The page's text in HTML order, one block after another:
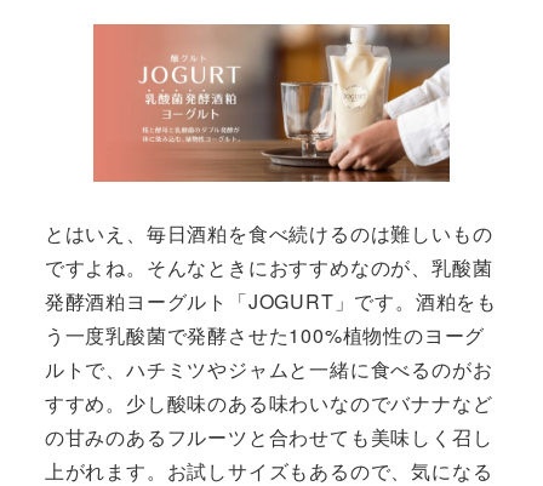
とはいえ、毎日酒粕を食べ続けるのは難しいもの
ですよね。そんなときにおすすめなのが、乳酸菌
発酵酒粕ヨーグルト「JOGURT」です。酒粕をも
う一度乳酸菌で発酵させた100%植物性のヨーグ
ルトで、ハチミツやジャムと一緒に食べるのがお
すすめ。少し酸味のある味わいなのでバナナなど
の甘みのあるフルーツと合わせても美味しく召し
上がれます。お試しサイズもあるので、気になる